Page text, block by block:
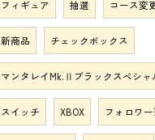
フィギュア 抽選 コース変
新商品 チェックボックス
マンタレイMk.Ⅱブラックスペシャ
スイッチ XBOX フォロワ